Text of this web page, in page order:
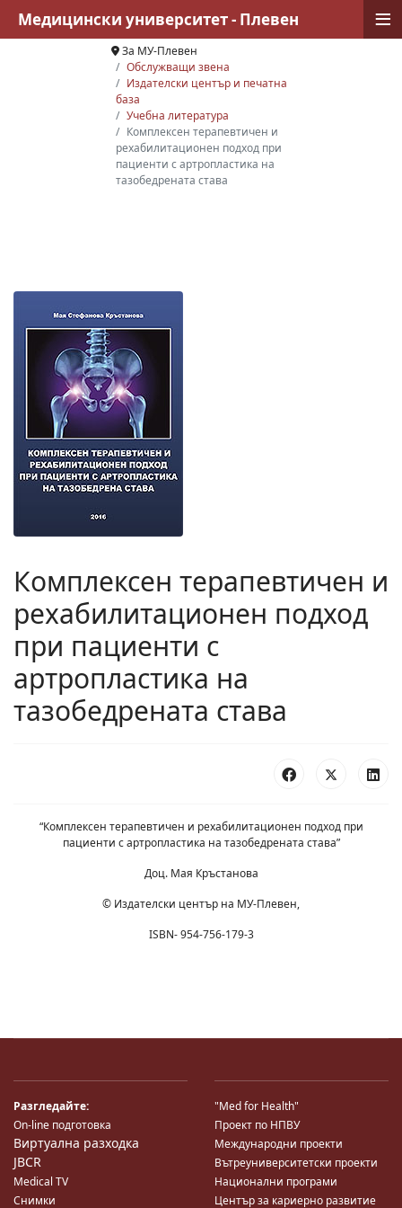
За МУ-Плевен
Обслужващи звена
Издателски център и печатна
база
Учебна литература
Комплексен терапевтичен и
рехабилитационен подход при
пациенти с артропластика на
тазобедрената става
Комплексен терапевтичен и
рехабилитационен подход
при пациенти с
артропластика на
тазобедрената става
“Комплексен терапевтичен и рехабилитационен подход при
пациенти с артропластика на тазобедрената става”
Доц. Мая Кръстанова
© Издателски център на МУ-Плевен,
ISBN- 954-756-179-3
Разгледайте:
On-line подготовка
Виртуална разходка
JBCR
Medical TV
Снимки
"Med for Health"
Проект по НПВУ
Международни проекти
Вътреуниверситетски проекти
Национални програми
Център за кариерно развитие
Медицински университет - Плевен ≡